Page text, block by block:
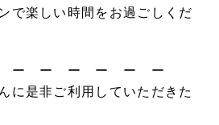
で楽しい時間をお過ごしくだ
ー ー ー ー ー ー
に是非ご利用していただきた